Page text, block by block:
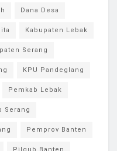
Dana Desa
Kabupaten Lebak
Serang
KPU Pandeglang
Pemkab Lebak
Serang
Pemprov Banten
Pilgub Banten